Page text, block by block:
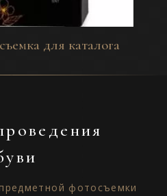
для каталога
предметной фотосъемки